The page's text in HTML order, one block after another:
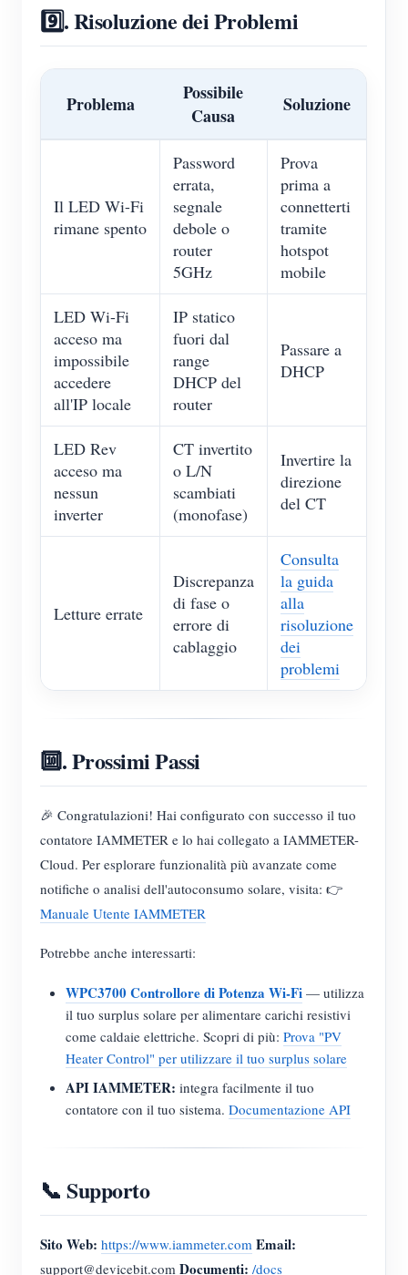
9️⃣. Risoluzione dei Problemi
Problema
Possibile
Causa
Soluzione
Il LED Wi-Fi
rimane spento
Password
errata,
segnale
debole o
router
5GHz
Prova
prima a
connetterti
tramite
hotspot
mobile
LED Wi-Fi
acceso ma
impossibile
accedere
all'IP locale
IP statico
fuori dal
range
DHCP del
router
Passare a
DHCP
LED Rev
acceso ma
nessun
inverter
CT invertito
o L/N
scambiati
(monofase)
Invertire la
direzione
del CT
Letture errate
Discrepanza
di fase o
errore di
cablaggio
Consulta
la guida
alla
risoluzione
dei
problemi
🔟. Prossimi Passi
🎉 Congratulazioni! Hai configurato con successo il tuo
contatore IAMMETER e lo hai collegato a IAMMETER-
Cloud. Per esplorare funzionalità più avanzate come
notifiche o analisi dell'autoconsumo solare, visita: 👉
Manuale Utente IAMMETER
Potrebbe anche interessarti:
WPC3700 Controllore di Potenza Wi-Fi — utilizza
il tuo surplus solare per alimentare carichi resistivi
come caldaie elettriche. Scopri di più: Prova "PV
Heater Control" per utilizzare il tuo surplus solare
API IAMMETER: integra facilmente il tuo
contatore con il tuo sistema. Documentazione API
📞 Supporto
Sito Web: https://www.iammeter.com Email:
support@devicebit.com Documenti: /docs